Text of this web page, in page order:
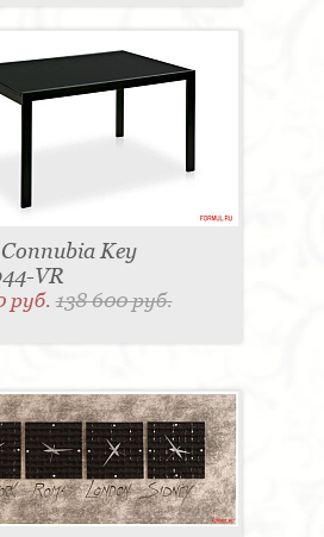
Key
VR
руб.138 600 руб.